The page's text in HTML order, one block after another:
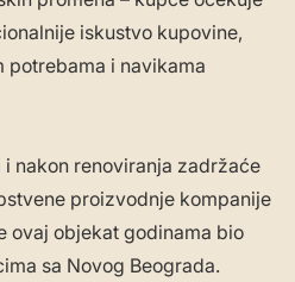
iskustvo kupovine,
potrebama i navikama
i nakon renoviranja zadržaće
proizvodnje kompanije
ovaj objekat godinama bio
sa Novog Beograda.